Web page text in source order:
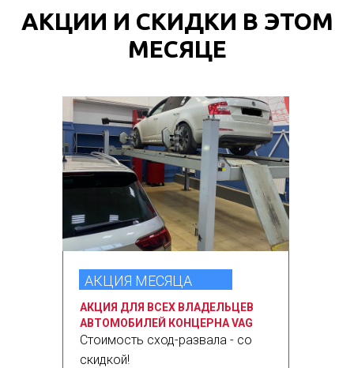
АКЦИИ И СКИДКИ В ЭТОМ
МЕСЯЦЕ
АКЦИЯ ДЛЯ ВСЕХ ВЛАДЕЛЬЦЕВ
АВТОМОБИЛЕЙ КОНЦЕРНА VAG
Стоимость сход-развала - со
скидкой!
АКЦИЯ МЕСЯЦА